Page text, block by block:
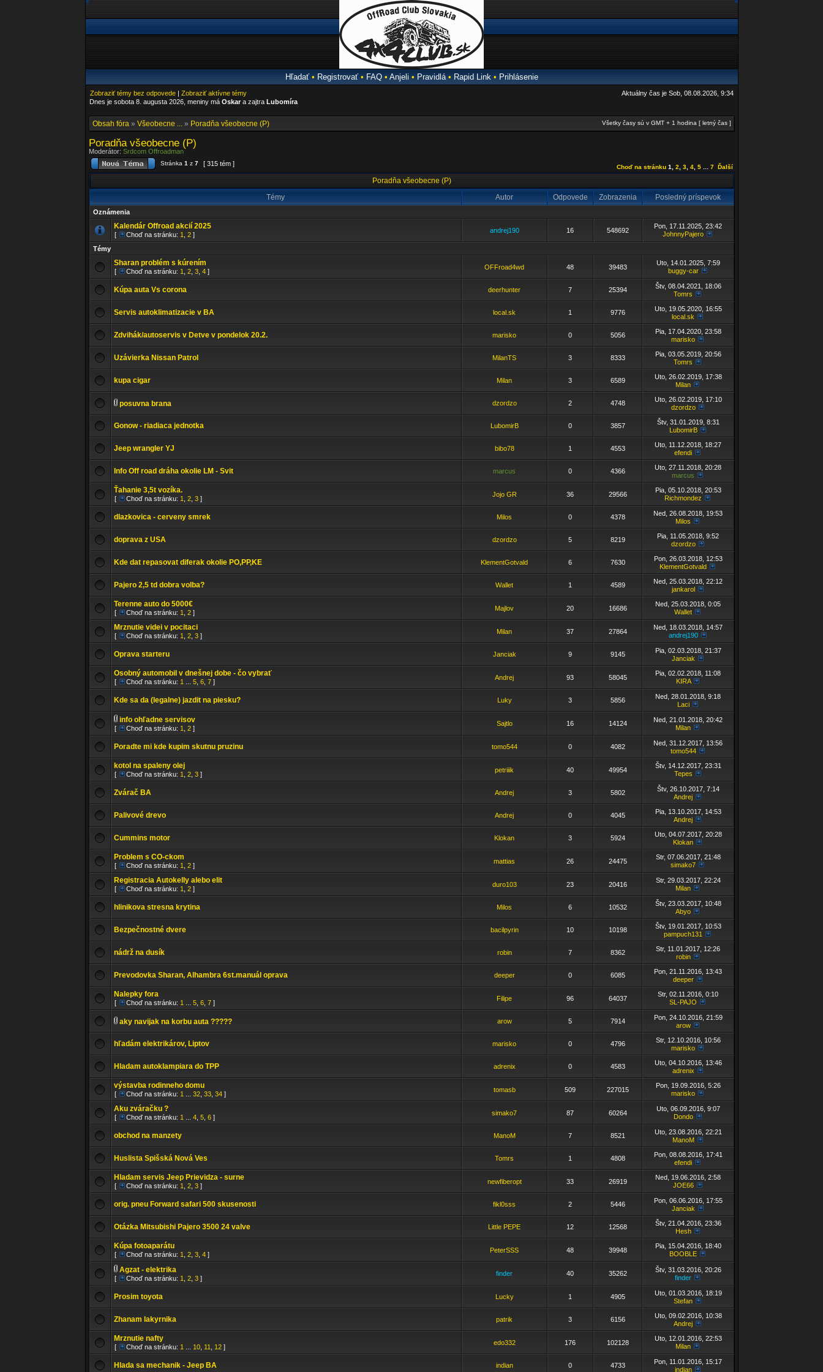
Hľadať• Registrovať• FAQ• Anjeli • Pravidlá• Rapid Link • Prihlásenie
Zobraziť témy bez odpovede| Zobraziť aktívne témy
Aktuálny čas je Sob, 08.08.2026, 9:34
Dnes je sobota 8. augusta 2026, meniny má Oskara zajtra Lubomíra
Obsah fóra» Všeobecne ...» Poradňa všeobecne (P) Všetky časy sú v GMT + 1 hodina [ letný čas ]
Poradňa všeobecne (P)
Moderátor: Srdcom Offroadman
Stránka 1 z 7 [ 315 tém ] Choď na stránku 1 2 3, 4, 5... 7 Ďalší
Poradňa všeobecne (P)
Témy
Autor Odpovede Zobrazenia Posledný príspevok
Oznámenia
Kalendár Offroad akcií 2025
[ Choď na stránku: 1 2]
andrej190 16 548692
Pon, 17.11.2025, 23:42
JohnnyPajero
Témy
Sharan problém s kúrením
[ Choď na stránku: 1 2, 3, 4]
OFFroad4wd 48 39483
Uto, 14.01.2025, 7:59
buggy-car
Kúpa auta Vs corona deerhunter 7 25394
Štv, 08.04.2021, 18:06
Tomrs
Servis autoklimatizacie v BA local.sk 1 9776
Uto, 19.05.2020, 16:55
local.sk
Zdvihák/autoservis v Detve v pondelok 20.2. marisko 0 5056
Pia, 17.04.2020, 23:58
marisko
Uzávierka Nissan Patrol MilanTS 3 8333
Pia, 03.05.2019, 20:56
Tomrs
kupa cigar Milan 3 6589
Uto, 26.02.2019, 17:38
Milan
posuvna brana dzordzo 2 4748
Uto, 26.02.2019, 17:10
dzordzo
Gonow - riadiaca jednotka LubomirB 0 3857
Štv, 31.01.2019, 8:31
LubomirB
Jeep wrangler YJ bibo78 1 4553
Uto, 11.12.2018, 18:27
efendi
Info Off road dráha okolie LM - Svit marcus 0 4366
Uto, 27.11.2018, 20:28
marcus
Ťahanie 3,5t vozíka.
[ Choď na stránku: 1 2, 3]
Jojo GR 36 29566
Pia, 05.10.2018, 20:53
Richmondez
dlazkovica - cerveny smrek Milos 0 4378
Ned, 26.08.2018, 19:53
Milos
doprava z USA dzordzo 5 8219
Pia, 11.05.2018, 9:52
dzordzo
Kde dat repasovat diferak okolie PO,PP,KE KlementGotvald 6 7630
Pon, 26.03.2018, 12:53
KlementGotvald
Pajero 2,5 td dobra volba? Wallet 1 4589
Ned, 25.03.2018, 22:12
jankarol
Terenne auto do 5000€
[ Choď na stránku: 1 2]
Majlov 20 16686
Ned, 25.03.2018, 0:05
Wallet
Mrznutie videi v pocitaci
[ Choď na stránku: 1 2, 3]
Milan 37 27864
Ned, 18.03.2018, 14:57
andrej190
Oprava starteru Janciak 9 9145
Pia, 02.03.2018, 21:37
Janciak
Osobný automobil v dnešnej dobe - čo vybrať
[ Choď na stránku: 1 5, 6, 7]
Andrej 93 58045
Pia, 02.02.2018, 11:08
KIRA
Kde sa da (legalne) jazdit na piesku? Luky 3 5856
Ned, 28.01.2018, 9:18
Laci
info ohľadne servisov
[ Choď na stránku: 1 2]
Sajtlo 16 14124
Ned, 21.01.2018, 20:42
Milan
Poradte mi kde kupim skutnu pruzinu tomo544 0 4082
Ned, 31.12.2017, 13:56
tomo544
kotol na spaleny olej
[ Choď na stránku: 1 2, 3]
petriiik 40 49954
Štv, 14.12.2017, 23:31
Tepes
Zvárač BA Andrej 3 5802
Štv, 26.10.2017, 7:14
Andrej
Palivové drevo Andrej 0 4045
Pia, 13.10.2017, 14:53
Andrej
Cummins motor Klokan 3 5924
Uto, 04.07.2017, 20:28
Klokan
Problem s CO-ckom
[ Choď na stránku: 1 2]
mattias 26 24475
Str, 07.06.2017, 21:48
simako7
Registracia Autokelly alebo elit
[ Choď na stránku: 1 2]
duro103 23 20416
Str, 29.03.2017, 22:24
Milan
hlinikova stresna krytina Milos 6 10532
Štv, 23.03.2017, 10:48
Abyo
Bezpečnostné dvere bacilpyrin 10 10198
Štv, 19.01.2017, 10:53
pampuch131
nádrž na dusík robin 7 8362
Str, 11.01.2017, 12:26
robin
Prevodovka Sharan, Alhambra 6st.manuál oprava deeper 0 6085
Pon, 21.11.2016, 13:43
deeper
Nalepky fora
[ Choď na stránku: 1 5, 6, 7]
Filipe 96 64037
Str, 02.11.2016, 0:10
SL-PAJO
aky navijak na korbu auta ????? arow 5 7914
Pon, 24.10.2016, 21:59
arow
hľadám elektrikárov, Liptov marisko 0 4796
Str, 12.10.2016, 10:56
marisko
Hladam autoklampiara do TPP adrenix 0 4583
Uto, 04.10.2016, 13:46
adrenix
výstavba rodinneho domu
[ Choď na stránku: 1 32, 33, 34]
tomasb 509 227015
Pon, 19.09.2016, 5:26
marisko
Aku zváračku ?
[ Choď na stránku: 1 4, 5, 6]
simako7 87 60264
Uto, 06.09.2016, 9:07
Dondo
obchod na manzety ManoM 7 8521
Uto, 23.08.2016, 22:21
ManoM
Huslista Spišská Nová Ves Tomrs 1 4808
Pon, 08.08.2016, 17:41
efendi
Hladam servis Jeep Prievidza - surne
[ Choď na stránku: 1 2, 3]
newfiberopt 33 26919
Ned, 19.06.2016, 2:58
JOE66
orig. pneu Forward safari 500 skusenosti fikl0sss 2 5446
Pon, 06.06.2016, 17:55
Janciak
Otázka Mitsubishi Pajero 3500 24 valve Little PEPE 12 12568
Štv, 21.04.2016, 23:36
Hesh
Kúpa fotoaparátu
[ Choď na stránku: 1 2, 3, 4]
PeterSSS 48 39948
Pia, 15.04.2016, 18:40
BOOBLE
Agzat - elektrika
[ Choď na stránku: 1 2, 3]
finder 40 35262
Štv, 31.03.2016, 20:26
finder
Prosim toyota Lucky 1 4905
Uto, 01.03.2016, 18:19
Stefan
Zhanam lakyrnika patrik 3 6156
Uto, 09.02.2016, 10:38
Andrej
Mrznutie nafty
[ Choď na stránku: 1 10, 11 12]
edo332 176 102128
Uto, 12.01.2016, 22:53
Milan
Hlada sa mechanik - Jeep BA indian 0 4733
Pon, 11.01.2016, 15:17
indian